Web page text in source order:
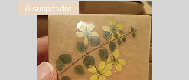
A suspendre